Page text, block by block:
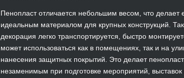
Пенопласт отличается небольшим весом, что делает
идеальным материалом для крупных конструкций.
декорация легко транспортируется, быстро
может использоваться как в помещениях, так и на
нанесения защитных покрытий. Это делает пенопласт
незаменимым при подготовке мероприятий, выставок